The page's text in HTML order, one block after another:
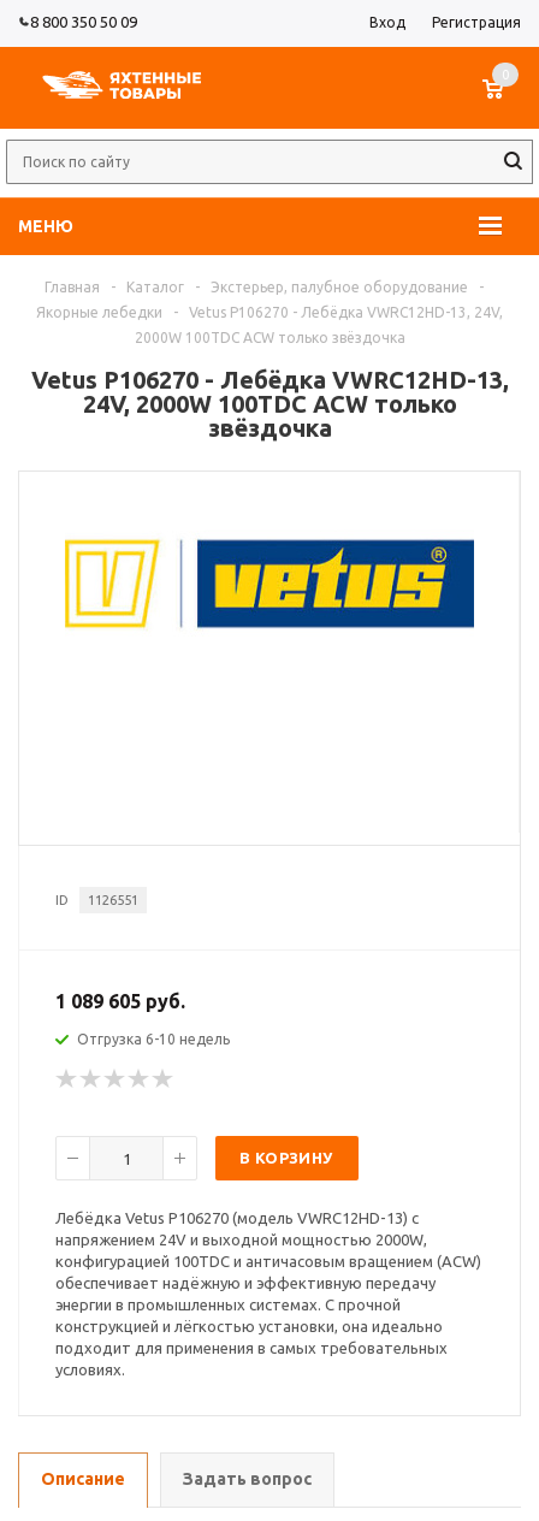
8 800 350 50 09 Вход Регистрация
МЕНЮ
0
Главная - Каталог - Экстерьер, палубное оборудование
-
Якорные лебедки
-
Vetus P106270 - Лебёдка VWRC12HD-13, 24V,
2000W 100TDC ACW только звёздочка
Vetus P106270 - Лебёдка VWRC12HD-13,
24V, 2000W 100TDC ACW только
звёздочка
ID 1126551
1 089 605 руб.
Отгрузка 6-10 недель
В КОРЗИНУ
Лебёдка Vetus P106270 (модель VWRC12HD-13) с
напряжением 24V и выходной мощностью 2000W,
конфигурацией 100TDC и античасовым вращением (ACW)
обеспечивает надёжную и эффективную передачу
энергии в промышленных системах. С прочной
конструкцией и лёгкостью установки, она идеально
подходит для применения в самых требовательных
условиях.
Описание Задать вопрос